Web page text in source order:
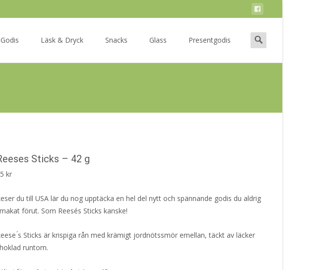
Godis Läsk & Dryck Snacks Glass Presentgodis
Search
for:
Sticks – 42 g
kr
du till USA lär du nog upptäcka en hel del nytt och spännande godis du aldrig
förut. Som Reesés Sticks kanske!
́s Sticks är krispiga rån med krämigt jordnötssmör emellan, täckt av läcker
runtom.